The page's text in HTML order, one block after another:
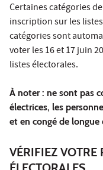
Certaines catégories
inscription sur les
catégories sont
voter les 16 et 17 juin
listes électorales.
À noter : ne sont pas
électrices, les
et en congé de longue
VÉRIFIEZ VOTRE